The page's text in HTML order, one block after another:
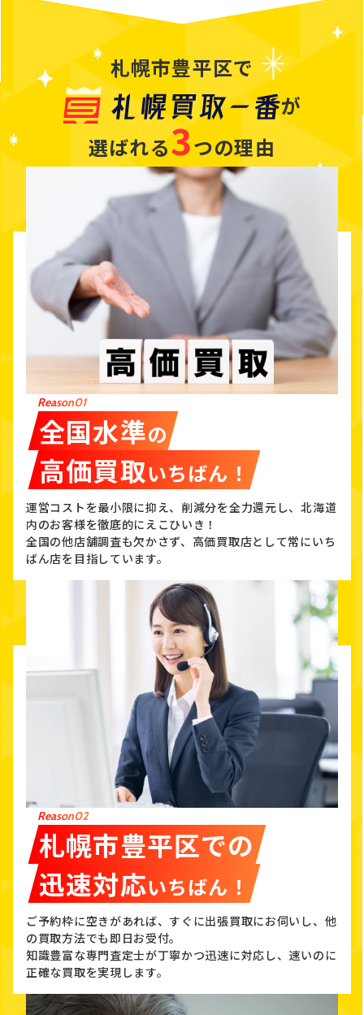
札幌市豊平区で
札幌買取一番
が
選ばれる3つの理由
Reason01
全国水準の
高価買取いちばん！
運営コストを最小限に抑え、削減分を全力還元し、北海道
内のお客様を徹底的にえこひいき！
全国の他店舗調査も欠かさず、高価買取店として常にいち
ばん店を目指しています。
Reason02
札幌市豊平区での
迅速対応いちばん！
ご予約枠に空きがあれば、すぐに出張買取にお伺いし、他
の買取方法でも即日お受付。
知識豊富な専門査定士が丁寧かつ迅速に対応し、速いのに
正確な買取を実現します。